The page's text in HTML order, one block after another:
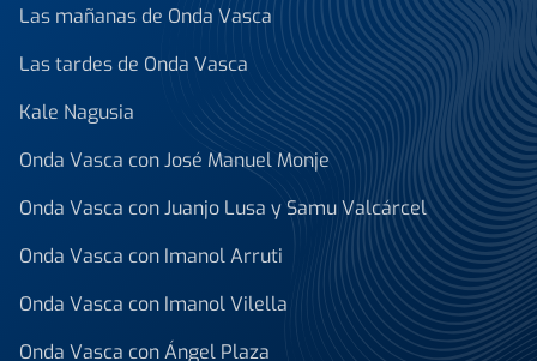
Las mañanas de Onda Vasca
Las tardes de Onda Vasca
Kale Nagusia
Onda Vasca con José Manuel Monje
Onda Vasca con Juanjo Lusa y Samu Valcárcel
Onda Vasca con Imanol Arruti
Onda Vasca con Imanol Vilella
Onda Vasca con Ángel Plaza